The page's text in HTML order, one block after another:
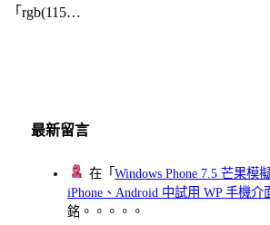
「rgb(115…
最新留言
在「Windows Phone 7.5 芒果模
iPhone、Android 中試用 WP 手機介
銘。。。。。